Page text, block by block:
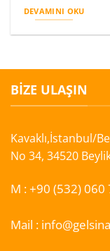
DEVAMINI OKU
BIZE ULAŞIN
Kavaklı,İstanbul/
No 34, 34520
M :+90 (532) 060
Mail :